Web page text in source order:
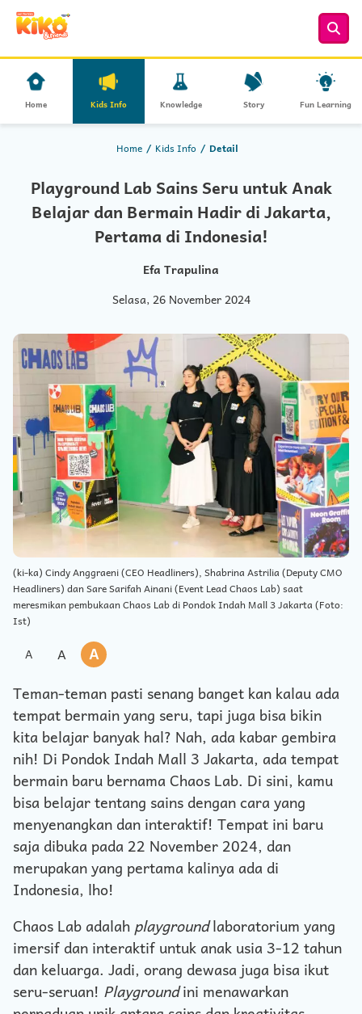
Home Kids Info Knowledge Story Fun Learning
Home Kids Info Detail
Playground Lab Sains Seru untuk Anak
Belajar dan Bermain Hadir di Jakarta,
Pertama di Indonesia!
Efa Trapulina
Selasa, 26 November 2024
(ki-ka) Cindy Anggraeni (CEO Headliners), Shabrina Astrilia (Deputy CMO
Headliners) dan Sare Sarifah Ainani (Event Lead Chaos Lab) saat
meresmikan pembukaan Chaos Lab di Pondok Indah Mall 3 Jakarta (Foto:
Ist)
A A
A
Teman-teman pasti senang banget kan kalau ada
tempat bermain yang seru, tapi juga bisa bikin
kita belajar banyak hal? Nah, ada kabar gembira
nih! Di Pondok Indah Mall 3 Jakarta, ada tempat
bermain baru bernama Chaos Lab. Di sini, kamu
bisa belajar tentang sains dengan cara yang
menyenangkan dan interaktif! Tempat ini baru
saja dibuka pada 22 November 2024, dan
merupakan yang pertama kalinya ada di
Indonesia, lho!
Chaos Lab adalah playgroundlaboratorium yang
imersif dan interaktif untuk anak usia 3-12 tahun
dan keluarga. Jadi, orang dewasa juga bisa ikut
seru-seruan! Playgroundini menawarkan